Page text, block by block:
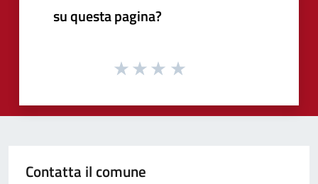
su questa pagina?
Contatta il comune